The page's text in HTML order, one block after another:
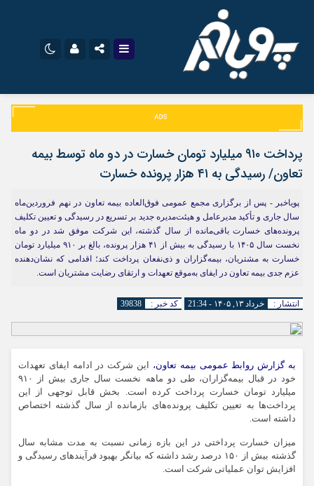
اینستاگرام
تلگرام
سروش
ایتا
آپارات
اپلیکیشن
نام کاربری یا نشانی ایمیل
رمز عبور
مرا به خاطر بسپار
پرداخت ۹۱۰ میلیارد تومان خسارت در دو ماه توسط بیمه
تعاون/ رسیدگی به ۴۱ هزار پرونده خسارت
پویاخبر - پس از برگزاری مجمع عمومی فوق‌العاده بیمه تعاون در نهم فروردین‌ماه
سال جاری و تأکید مدیرعامل و هیئت‌مدیره جدید بر تسریع در رسیدگی و تعیین تکلیف
پرونده‌های خسارت باقی‌مانده از سال گذشته، این شرکت موفق شد در دو ماه
نخست سال ۱۴۰۵ با رسیدگی به بیش از ۴۱ هزار پرونده، بالغ بر ۹۱۰ میلیارد تومان
خسارت به مشتریان، بیمه‌گزاران و ذی‌نفعان پرداخت کند؛ اقدامی که نشان‌دهنده
عزم جدی بیمه تعاون در ایفای به‌موقع تعهدات و ارتقای رضایت مشتریان است.
انتشار : خرداد ۱۳, ۱۴۰۵ - 21:34 کد خبر : 39838
به گزارش روابط عمومی بیمه تعاون، این شرکت در ادامه ایفای تعهدات
خود در قبال بیمه‌گزاران، طی دو ماهه نخست سال جاری بیش از ۹۱۰
میلیارد تومان خسارت پرداخت کرده است. بخش قابل توجهی از این
پرداخت‌ها به تعیین تکلیف پرونده‌های بازمانده از سال گذشته اختصاص
داشته است.
میزان خسارت پرداختی در این بازه زمانی نسبت به مدت مشابه سال
گذشته بیش از ۱۵۰ درصد رشد داشته که بیانگر بهبود فرآیندهای رسیدگی و
افزایش توان عملیاتی شرکت است.